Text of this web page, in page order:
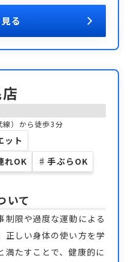
る
線）から徒歩3分
ット
れOK ♯ 手ぶらOK
いて
制限や過度な運動による
正しい身体の使い方を学
満たすことで、健康的に